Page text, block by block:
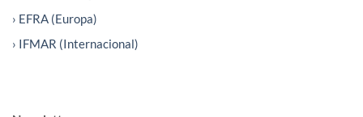
› EFRA (Europa)
› IFMAR (Internacional)